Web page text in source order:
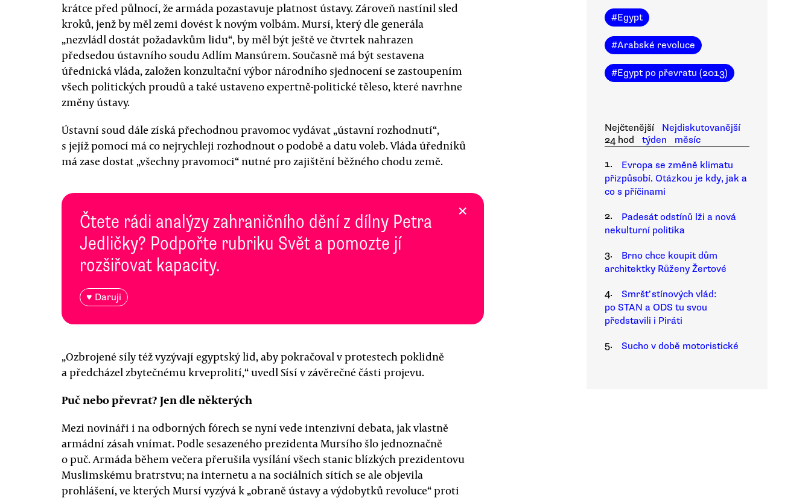
krátce před půlnocí, že armáda pozastavuje platnost ústavy. Zároveň nastínil sled
kroků, jenž by měl zemi dovést k novým volbám. Mursí, který dle generála
„nezvládl dostát požadavkům lidu“, by měl být ještě ve čtvrtek nahrazen
předsedou ústavního soudu Adlím Mansúrem. Současně má být sestavena
úřednická vláda, založen konzultační výbor národního sjednocení se zastoupením
všech politických proudů a také ustaveno expertně-politické těleso, které navrhne
změny ústavy.
Ústavní soud dále získá přechodnou pravomoc vydávat „ústavní rozhodnutí“,
s jejíž pomocí má co nejrychleji rozhodnout o podobě a datu voleb. Vláda úředníků
má zase dostat „všechny pravomoci“ nutné pro zajištění běžného chodu země.
Čtete rádi analýzy zahraničního dění z dílny Petra
Jedličky? Podpořte rubriku Svět a pomozte jí
rozšiřovat kapacity.
♥ Daruji
×
„Ozbrojené síly též vyzývají egyptský lid, aby pokračoval v protestech poklidně
a předcházel zbytečnému krveprolití,“ uvedl Sísí v závěrečné části projevu.
Puč nebo převrat? Jen dle některých
Mezi novináři i na odborných fórech se nyní vede intenzivní debata, jak vlastně
armádní zásah vnímat. Podle sesazeného prezidenta Mursího šlo jednoznačně
o puč. Armáda během večera přerušila vysílání všech stanic blízkých prezidentovu
Muslimskému bratrstvu; na internetu a na sociálních sítích se ale objevila
prohlášení, ve kterých Mursí vyzývá k „obraně ústavy a výdobytků revoluce“ proti
#Egypt
#Arabské revoluce
#Egypt po převratu (2013)
Nejčtenější
Nejdiskutovanější
24 hod
týden
měsíc
1.
Evropa se změně klimatu
přizpůsobí. Otázkou je kdy, jak a
co s příčinami
2.
Padesát odstínů lži a nová
nekulturní politika
3.
Brno chce koupit dům
architektky Růženy Žertové
4.
Smršť stínových vlád:
po STAN a ODS tu svou
představili i Piráti
5.
Sucho v době motoristické